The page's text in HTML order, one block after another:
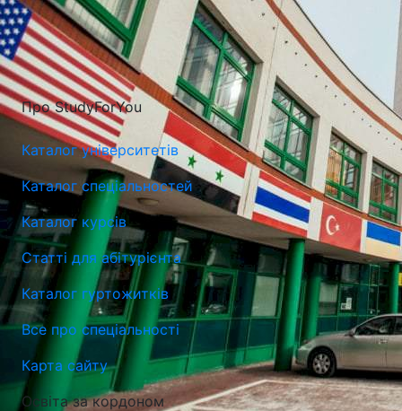
Університет Марії Кюрі-Склодовської в Любліні (UMCS)
Люблін, Польща
Про StudyForYou
Каталог університетів
Каталог спеціальностей
Каталог курсів
Статті для абітурієнта
Каталог гуртожитків
Все про спеціальності
Карта сайту
Освіта за кордоном